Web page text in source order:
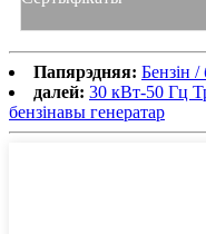
Папярэдняя: Бензін
далей: 30 кВт-50 Гц
бензінавы генератар